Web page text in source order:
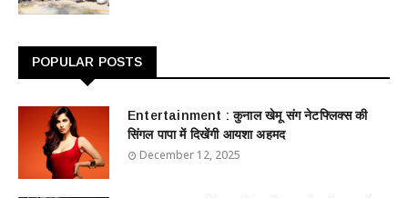
POPULAR POSTS
Entertainment : ​​​​कुनाल खेमू संग नेटफ्लिक्स की
सिंगल पापा में दिखेंगी आयशा अहमद
December 12, 2025